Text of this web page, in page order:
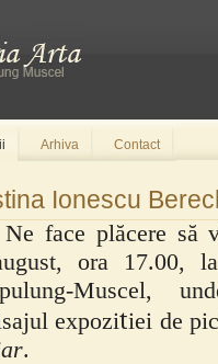
Arhiva Contact
Ionescu
Ne face plăcere să
ora 17.00,
Muscel,
expozitiei de
.